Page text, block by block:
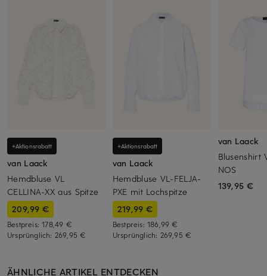
+Aktionsrabatt
van Laack
Hemdbluse VL
CELLINA-XX aus Spitze
209,99 €
Bestpreis:178,49 €
Ursprünglich: 269,95 €
+Aktionsrabatt
van Laack
Hemdbluse VL-FELJA-
PXE mit Lochspitze
219,99 €
Bestpreis: 186,99 €
Ursprünglich: 269,95 €
van Laack
Blusenshirt
NOS
139,95 €
ÄHNLICHE ARTIKEL ENTDECKEN